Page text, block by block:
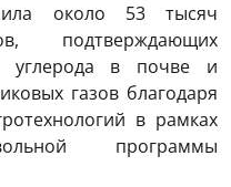
около 53 тысяч
подтверждающих
углерода в почве и
газов благодаря
в рамках
программы